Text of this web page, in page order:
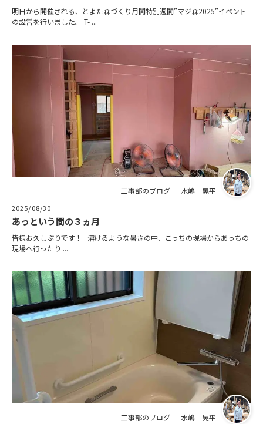
明日から開催される、とよた森づくり月間特別週間”マジ森2025”イベント
の設営を行いました。 T- ...
工事部のブログ ｜ 水嶋 晃平
2025/08/30
あっという間の３ヵ月
皆様お久しぶりです！ 溶けるような暑さの中、こっちの現場からあっちの
現場へ行ったり ...
工事部のブログ ｜ 水嶋 晃平